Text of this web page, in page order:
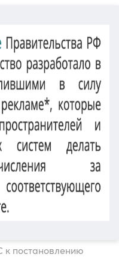
к постановлению